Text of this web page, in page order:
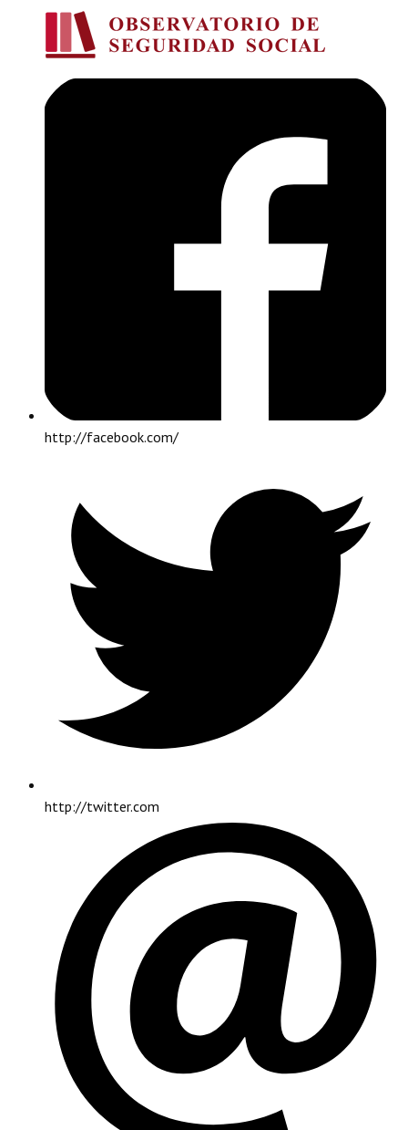
http://facebook.com/
http://twitter.com